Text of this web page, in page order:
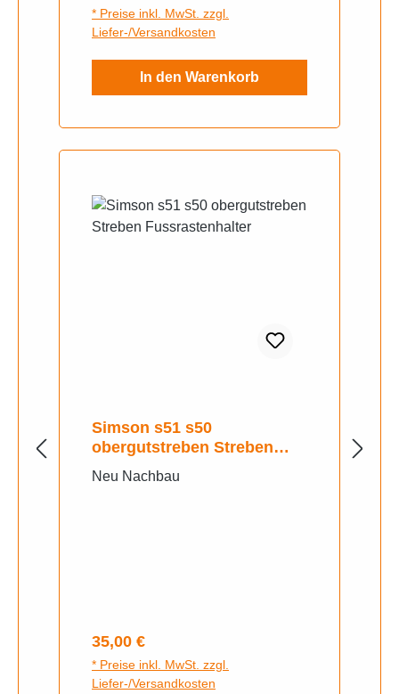
* Preise inkl. MwSt. zzgl.
Liefer-/Versandkosten
In den Warenkorb
Simson s51 s50
obergutstreben Streben
Fussrastenhalter
Neu Nachbau
Regulärer Preis:
35,00 €
* Preise inkl. MwSt. zzgl.
Liefer-/Versandkosten